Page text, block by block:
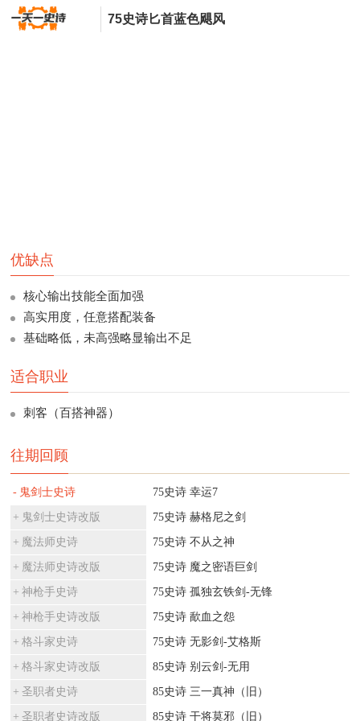
75史诗匕首蓝色飓风
优缺点
核心输出技能全面加强
高实用度，任意搭配装备
基础略低，未高强略显输出不足
适合职业
刺客（百搭神器）
往期回顾
鬼剑士史诗
鬼剑士史诗改版
魔法师史诗
魔法师史诗改版
神枪手史诗
神枪手史诗改版
格斗家史诗
格斗家史诗改版
圣职者史诗
圣职者史诗改版
75史诗 幸运7
75史诗 赫格尼之剑
75史诗 不从之神
75史诗 魔之密语巨剑
75史诗 孤独玄铁剑-无锋
75史诗 歃血之怨
75史诗 无影剑-艾格斯
85史诗 别云剑-无用
85史诗 三一真神（旧）
85史诗 干将莫邪（旧）